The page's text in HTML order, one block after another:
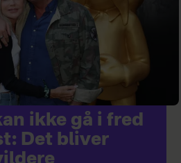
ikke gå i fred
Det bliver